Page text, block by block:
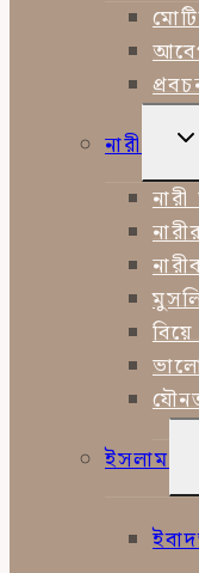
নারী
ইসলাম